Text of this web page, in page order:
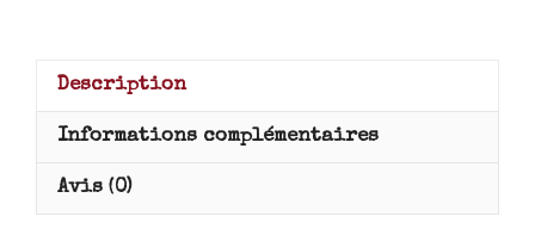
Description
Informations complémentaires
Avis (0)